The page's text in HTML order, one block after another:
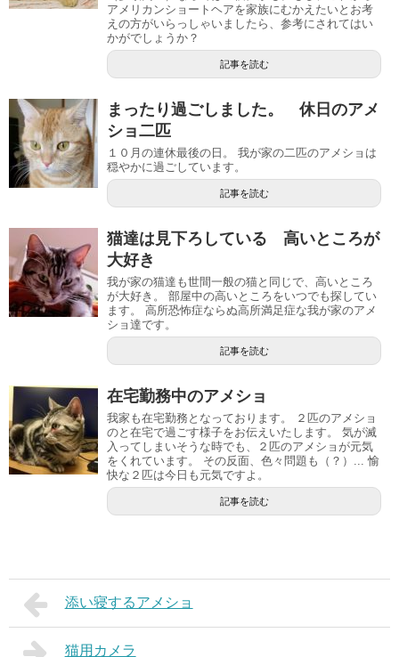
アメリカンショートヘアを家族にむかえたいとお考
えの方がいらっしゃいましたら、参考にされてはい
かがでしょうか？
記事を読む
まったり過ごしました。 休日のアメ
ショ二匹
１０月の連休最後の日。 我が家の二匹のアメショは
穏やかに過ごしています。
記事を読む
猫達は見下ろしている 高いところが
大好き
我が家の猫達も世間一般の猫と同じで、高いところ
が大好き。 部屋中の高いところをいつでも探してい
ます。 高所恐怖症ならぬ高所満足症な我が家のアメ
ショ達です。
記事を読む
在宅勤務中のアメショ
我家も在宅勤務となっております。 ２匹のアメショ
のと在宅で過ごす様子をお伝えいたします。 気が滅
入ってしまいそうな時でも、２匹のアメショが元気
をくれています。 その反面、色々問題も（？）... 愉
快な２匹は今日も元気ですよ。
記事を読む
添い寝するアメショ
猫用カメラ